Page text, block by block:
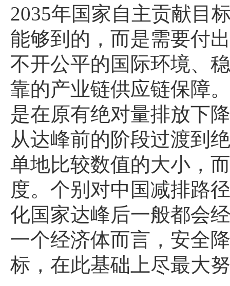
2035年国家自主贡献目
能够到的，而是需要付
不开公平的国际环境、
靠的产业链供应链保障
是在原有绝对量排放下
从达峰前的阶段过渡到
单地比较数值的大小，
度。个别对中国减排路
化国家达峰后一般都会
一个经济体而言，安全
标，在此基础上尽最大